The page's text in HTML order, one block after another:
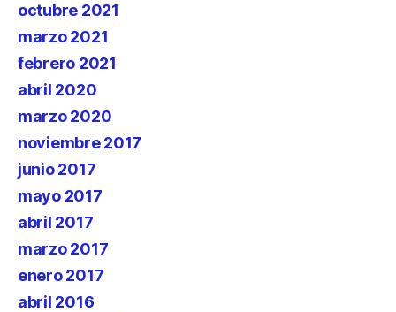
octubre 2021
marzo 2021
febrero 2021
abril 2020
marzo 2020
noviembre 2017
junio 2017
mayo 2017
abril 2017
marzo 2017
enero 2017
abril 2016